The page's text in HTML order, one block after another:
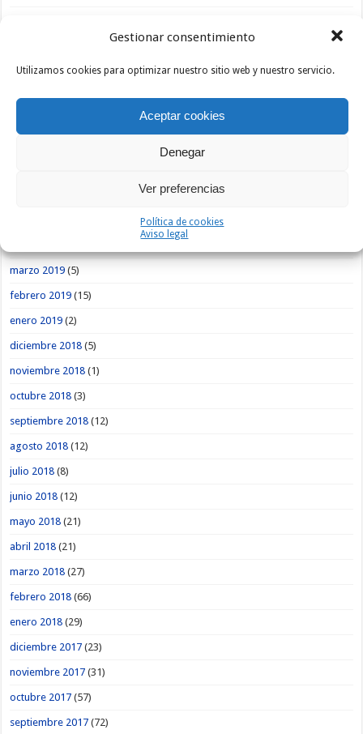
Gestionar consentimiento
Utilizamos cookies para optimizar nuestro sitio web y nuestro servicio.
Aceptar cookies
Denegar
Ver preferencias
Política de cookies
Aviso legal
noviembre 2019(3)
marzo 2019 (5)
febrero 2019 (15)
enero 2019 (2)
diciembre 2018 (5)
noviembre 2018 (1)
octubre 2018 (3)
septiembre 2018 (12)
agosto 2018 (12)
julio 2018 (8)
junio 2018 (12)
mayo 2018 (21)
abril 2018 (21)
marzo 2018 (27)
febrero 2018 (66)
enero 2018 (29)
diciembre 2017 (23)
noviembre 2017 (31)
octubre 2017 (57)
septiembre 2017 (72)